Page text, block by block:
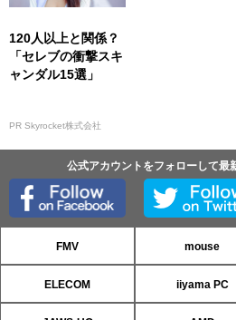
120人以上と関係？
「セレブの衝撃スキ
ャンダル15選」
PR Skyrocket株式会社
公式アカウントをフォローして最
FMV mouse
ELECOM iiyama PC